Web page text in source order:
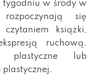
w środy w
się
książki,
ruchową.
plastyczne lub
plastycznej.